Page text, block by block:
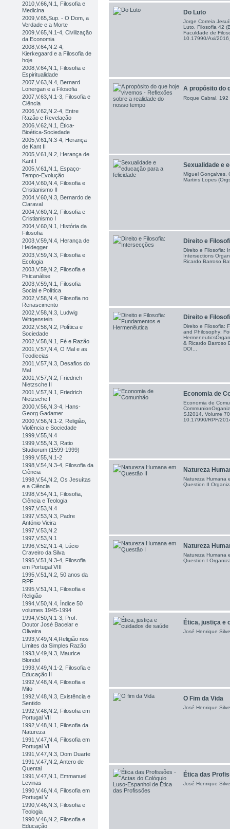
2010,V.66,N.1, Filosofia e
Medicina
2009,V.65,Sup. - O Dom, a
Verdade e a Morte
2009,V.65,N.1-4, Civilização
da Economia
2008,V.64,N.2-4,
Kierkegaard e a Filosofia de
hoje
2008,V.64,N.1, Filosofia e
Espiritualidade
2007,V.63,N.4, Bernard
Lonergan e a Filosofia
2007,V.63,N.1-3, Filosofia e
Ciência
2006,V.62,N.2-4, Entre
Razão e Revelação
2006,V.62,N.1, Ética-
Bioética-Sociedade
2005,V.61,N.3-4, Herança
de Kant II
2005,V.61,N.2, Herança de
Kant I
2005,V.61,N.1, Espaço-
Tempo-Evolução
2004,V.60,N.4, Filosofia e
Cristianismo II
2004,V.60,N.3, Bernardo de
Claraval
2004,V.60,N.2, Filosofia e
Cristianismo I
2004,V.60,N.1, História da
Filosofia
2003,V.59,N.4, Herança de
Heidegger
2003,V.59,N.3, Filosofia e
Ecologia
2003,V.59,N.2, Filosofia e
Psicanálise
2003,V.59,N.1, Filosofia
Social e Política
2002,V.58,N.4, Filosofia no
Renascimento
2002,V.58,N.3, Ludwig
Wittgenstein
2002,V.58,N.2, Política e
Sociedade
2002,V.58,N.1, Fé e Razão
2001,V.57,N.4, O Mal e as
Teodiceias
2001,V.57,N.3, Desafios do
Mal
2001,V.57,N.2, Friedrich
Nietzsche II
2001,V.57,N.1, Friedrich
Nietzsche I
2000,V.56,N.3-4, Hans-
Georg Gadamer
2000,V.56,N.1-2, Religião,
Violência e Sociedade
1999,V.55,N.4
1999,V.55,N.3, Ratio
Studiorum (1599-1999)
1999,V.55,N.1-2
1998,V.54,N.3-4, Filosofia da
Ciência
1998,V.54,N.2, Os Jesuítas
e a Ciência
1998,V.54,N.1, Filosofia,
Ciência e Teologia
1997,V.53,N.4
1997,V.53,N.3, Padre
António Vieira
1997,V.53,N.2
1997,V.53,N.1
1996,V.52,N.1-4, Lúcio
Craveiro da Silva
1995,V.51,N.3-4, Filosofia
em Portugal VIII
1995,V.51,N.2, 50 anos da
RPF
1995,V.51,N.1, Filosofia e
Religião
1994,V.50,N.4, Índice 50
volumes 1945-1994
1994,V.50,N.1-3, Prof.
Doutor José Bacelar e
Oliveira
1993,V.49,N.4,Religião nos
Limites da Simples Razão
1993,V.49,N.3, Maurice
Blondel
1993,V.49,N.1-2, Filosofia e
Educação II
1992,V.48,N.4, Filosofia e
Mito
1992,V.48,N.3, Existência e
Sentido
1992,V.48,N.2, Filosofia em
Portugal VII
1992,V.48,N.1, Filosofia da
Natureza
1991,V.47,N.4, Filosofia em
Portugal VI
1991,V.47,N.3, Dom Duarte
1991,V.47,N.2, Antero de
Quental
1991,V.47,N.1, Emmanuel
Levinas
1990,V.46,N.4, Filosofia em
Portugal V
1990,V.46,N.3, Filosofia e
Teologia
1990,V.46,N.2, Filosofia e
Educação
Do Luto
Jorge Correia
Luto, Filosofia 42
Faculdade de
10.17990/Axi/
A propósito do
Roque Cabral,
Sexualidade e
Miguel Gonçalves,
Martins Lopes
Direito e
Direito e Filosofia:
Intersections
Ricardo Barroso
Direito e
Direito e Filosofia:
and Philosophy:
& Ricardo Barroso
DOI...
Economia de
Economia de
SJ2014, Volume
10.17990/RPF/
Natureza
Natureza Humana
Question II
Natureza
Natureza Humana
Question I
Ética, justiça e
José Henrique
O Fim da Vida
José Henrique
Ética das
José Henrique